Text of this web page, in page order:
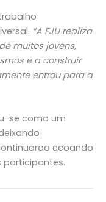
“A FJU realiza
muitos jovens,
e a construir
entrou para a
se como um
ecoando
participantes.